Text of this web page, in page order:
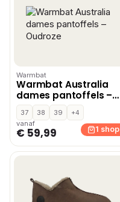
Warmbat
Warmbat Australia
dames pantoffels –
Oudroze
37 38 39
+4
vanaf
€ 59,99 1 shop